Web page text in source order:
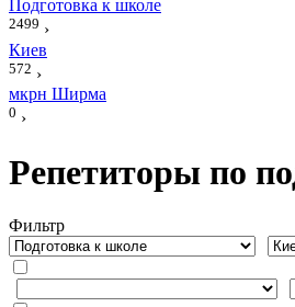
Подготовка к школе
2499 ›
Киев
572 ›
мкрн Ширма
0 ›
Репетиторы по
Фильтр